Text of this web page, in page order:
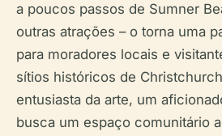
a poucos passos de Sumner
outras atrações – o torna uma
para moradores locais e
sítios históricos de
entusiasta da arte, um
busca um espaço comunitário